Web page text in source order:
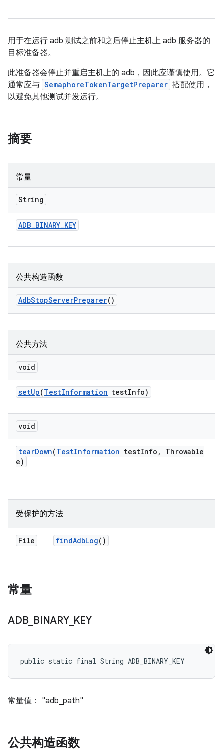
用于在运行 adb 测试之前和之后停止主机上 adb 服务器的
目标准备器。
此准备器会停止并重启主机上的 adb，因此应谨慎使用。它
通常应与 SemaphoreTokenTargetPreparer 搭配使用，
以避免其他测试并发运行。
摘要
常量
String
ADB_BINARY_KEY
公共构造函数
AdbStopServerPreparer()
公共方法
void
setUp(TestInformation testInfo)
void
tearDown(TestInformation testInfo ,
Throwable
e)
受保护的方法
File findAdbLog()
常量
ADB_ BINARY_ KEY
public static final String ADB_BINARY_KEY
常量值： "adb_path"
公共构造函数